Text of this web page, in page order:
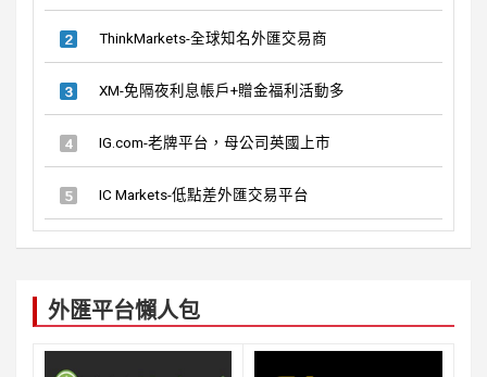
ThinkMarkets-全球知名外匯交易商
XM-免隔夜利息帳戶+贈金福利活動多
IG.com-老牌平台，母公司英國上市
IC Markets-低點差外匯交易平台
外匯平台懶人包